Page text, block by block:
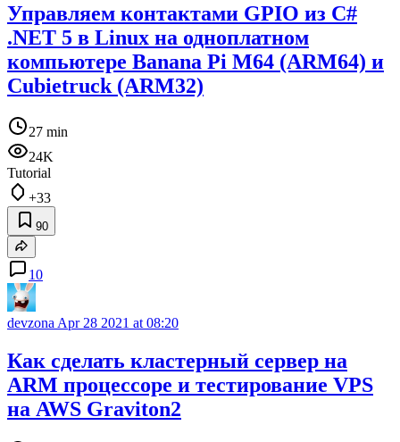
Управляем контактами GPIO из C#
.NET 5 в Linux на одноплатном
компьютере Banana Pi M64 (ARM64) и
Cubietruck (ARM32)
27 min
24K
Tutorial
+33
90
10
devzonaApr 28 2021 at 08:20
Как сделать кластерный сервер на
ARM процессоре и тестирование VPS
на AWS Graviton2